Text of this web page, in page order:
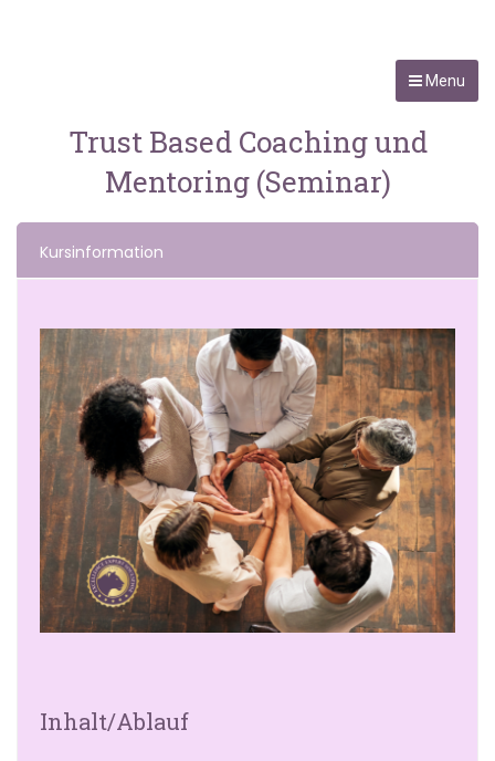
Menu
Trust Based Coaching und
Mentoring (Seminar)
Kursinformation
Inhalt/Ablauf